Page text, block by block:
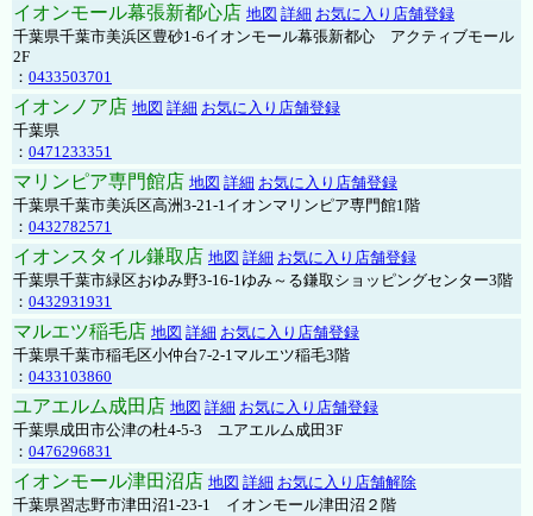
イオンモール幕張新都心店 地図 詳細 お気に入り店舗登録
千葉県千葉市美浜区豊砂1-6イオンモール幕張新都心 アクティブモール
2F
： 0433503701
イオンノア店 地図 詳細 お気に入り店舗登録
千葉県
： 0471233351
マリンピア専門館店 地図 詳細 お気に入り店舗登録
千葉県千葉市美浜区高洲3-21-1イオンマリンピア専門館1階
： 0432782571
イオンスタイル鎌取店 地図 詳細 お気に入り店舗登録
千葉県千葉市緑区おゆみ野3-16-1ゆみ～る鎌取ショッピングセンター3階
： 0432931931
マルエツ稲毛店 地図 詳細 お気に入り店舗登録
千葉県千葉市稲毛区小仲台7-2-1マルエツ稲毛3階
： 0433103860
ユアエルム成田店 地図 詳細 お気に入り店舗登録
千葉県成田市公津の杜4-5-3 ユアエルム成田3F
： 0476296831
イオンモール津田沼店 地図 詳細 お気に入り店舗解除
千葉県習志野市津田沼1-23-1 イオンモール津田沼２階